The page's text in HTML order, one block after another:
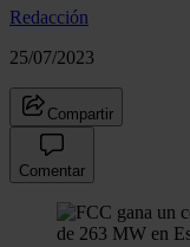
Redacción
25/07/2023
Compartir
Comentar